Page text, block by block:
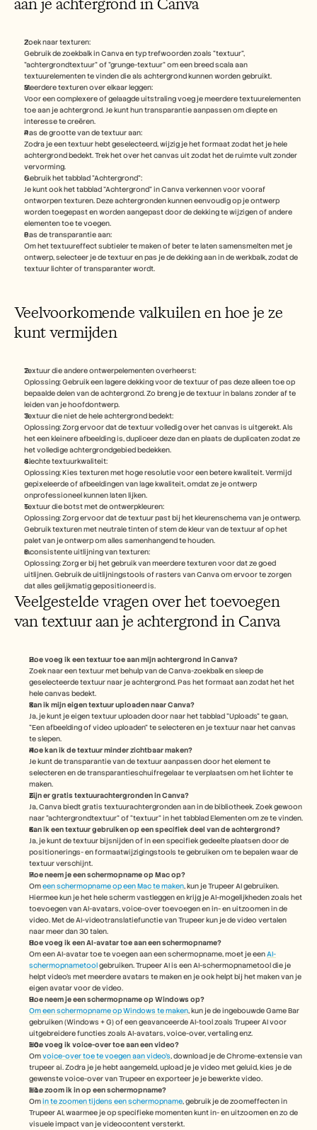
Zoek naar texturen:
Gebruik de zoekbalk in Canva en typ trefwoorden zoals "textuur",
"achtergrondtextuur" of "grunge-textuur" om een breed scala aan
textuurelementen te vinden die als achtergrond kunnen worden gebruikt.
Meerdere texturen over elkaar leggen:
Voor een complexere of gelaagde uitstraling voeg je meerdere textuurelementen
toe aan je achtergrond. Je kunt hun transparantie aanpassen om diepte en
interesse te creëren.
Pas de grootte van de textuur aan:
Zodra je een textuur hebt geselecteerd, wijzig je het formaat zodat het je hele
achtergrond bedekt. Trek het over het canvas uit zodat het de ruimte vult zonder
vervorming.
Gebruik het tabblad "Achtergrond":
Je kunt ook het tabblad "Achtergrond" in Canva verkennen voor vooraf
ontworpen texturen. Deze achtergronden kunnen eenvoudig op je ontwerp
worden toegepast en worden aangepast door de dekking te wijzigen of andere
elementen toe te voegen.
Pas de transparantie aan:
Om het textuureffect subtieler te maken of beter te laten samensmelten met je
ontwerp, selecteer je de textuur en pas je de dekking aan in de werkbalk, zodat de
textuur lichter of transparanter wordt.
Veelvoorkomende valkuilen en hoe je ze
kunt vermijden
Textuur die andere ontwerpelementen overheerst:
Oplossing: Gebruik een lagere dekking voor de textuur of pas deze alleen toe op
bepaalde delen van de achtergrond. Zo breng je de textuur in balans zonder af te
leiden van je hoofdontwerp.
Textuur die niet de hele achtergrond bedekt:
Oplossing: Zorg ervoor dat de textuur volledig over het canvas is uitgerekt. Als
het een kleinere afbeelding is, dupliceer deze dan en plaats de duplicaten zodat ze
het volledige achtergrondgebied bedekken.
Slechte textuurkwaliteit:
Oplossing: Kies texturen met hoge resolutie voor een betere kwaliteit. Vermijd
gepixeleerde of afbeeldingen van lage kwaliteit, omdat ze je ontwerp
onprofessioneel kunnen laten lijken.
Textuur die botst met de ontwerpkleuren:
Oplossing: Zorg ervoor dat de textuur past bij het kleurenschema van je ontwerp.
Gebruik texturen met neutrale tinten of stem de kleur van de textuur af op het
palet van je ontwerp om alles samenhangend te houden.
Inconsistente uitlijning van texturen:
Oplossing: Zorg er bij het gebruik van meerdere texturen voor dat ze goed
uitlijnen. Gebruik de uitlijningstools of rasters van Canva om ervoor te zorgen
dat alles gelijkmatig gepositioneerd is.
Veelgestelde vragen over het toevoegen
van textuur aan je achtergrond in Canva
Hoe voeg ik een textuur toe aan mijn achtergrond in Canva?
Zoek naar een textuur met behulp van de Canva-zoekbalk en sleep de
geselecteerde textuur naar je achtergrond. Pas het formaat aan zodat het het
hele canvas bedekt.
Kan ik mijn eigen textuur uploaden naar Canva?
Ja, je kunt je eigen textuur uploaden door naar het tabblad "Uploads" te gaan,
"Een afbeelding of video uploaden" te selecteren en je textuur naar het canvas
te slepen.
Hoe kan ik de textuur minder zichtbaar maken?
Je kunt de transparantie van de textuur aanpassen door het element te
selecteren en de transparantieschuifregelaar te verplaatsen om het lichter te
maken.
Zijn er gratis textuurachtergronden in Canva?
Ja, Canva biedt gratis textuurachtergronden aan in de bibliotheek. Zoek gewoon
naar “achtergrondtextuur” of “textuur” in het tabblad Elementen om ze te vinden.
Kan ik een textuur gebruiken op een specifiek deel van de achtergrond?
Ja, je kunt de textuur bijsnijden of in een specifiek gedeelte plaatsen door de
positionerings- en formaatwijzigingstools te gebruiken om te bepalen waar de
textuur verschijnt.
Hoe neem je een schermopname op Mac op?
Om een schermopname op een Mac te maken, kun je Trupeer AI gebruiken.
Hiermee kun je het hele scherm vastleggen en krijg je AI-mogelijkheden zoals het
toevoegen van AI-avatars, voice-over toevoegen en in- en uitzoomen in de
video. Met de AI-videotranslatiefunctie van Trupeer kun je de video vertalen
naar meer dan 30 talen.
Hoe voeg ik een AI-avatar toe aan een schermopname?
Om een AI-avatar toe te voegen aan een schermopname, moet je een AI-
schermopnametool gebruiken. Trupeer AI is een AI-schermopnametool die je
helpt video's met meerdere avatars te maken en je ook helpt bij het maken van je
eigen avatar voor de video.
Hoe neem je een schermopname op Windows op?
Om een schermopname op Windows te maken, kun je de ingebouwde Game Bar
gebruiken (Windows + G) of een geavanceerde AI-tool zoals Trupeer AI voor
uitgebreidere functies zoals AI-avatars, voice-over, vertaling enz.
Hoe voeg ik voice-over toe aan een video?
Om voice-over toe te voegen aan video's, download je de Chrome-extensie van
trupeer ai. Zodra je je hebt aangemeld, upload je je video met geluid, kies je de
gewenste voice-over van Trupeer en exporteer je je bewerkte video.
Hoe zoom ik in op een schermopname?
Om in te zoomen tijdens een schermopname, gebruik je de zoomeffecten in
Trupeer AI, waarmee je op specifieke momenten kunt in- en uitzoomen en zo de
visuele impact van je videocontent versterkt.